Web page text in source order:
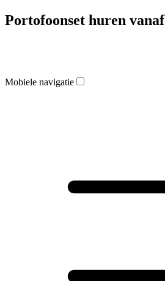
Portofoonset huren
Mobiele navigatie